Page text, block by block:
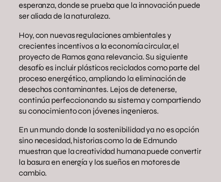
esperanza, donde se prueba que la innovación puede
ser aliada de la naturaleza.
Hoy, con nuevas regulaciones ambientales y
crecientes incentivos a la economía circular, el
proyecto de Ramos gana relevancia. Su siguiente
desafío es incluir plásticos reciclados como parte del
proceso energético, ampliando la eliminación de
desechos contaminantes. Lejos de detenerse,
continúa perfeccionando su sistema y compartiendo
su conocimiento con jóvenes ingenieros.
En un mundo donde la sostenibilidad ya no es opción
sino necesidad, historias como la de Edmundo
muestran que la creatividad humana puede convertir
la basura en energía y los sueños en motores de
cambio.